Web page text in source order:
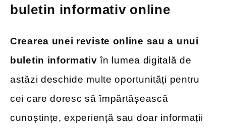
buletin informativ online
Crearea unei reviste online sau a unui
buletin informativ în lumea digitală de
astăzi deschide multe oportunități pentru
cei care doresc să împărtășească
cunoștințe, experiență sau doar informații